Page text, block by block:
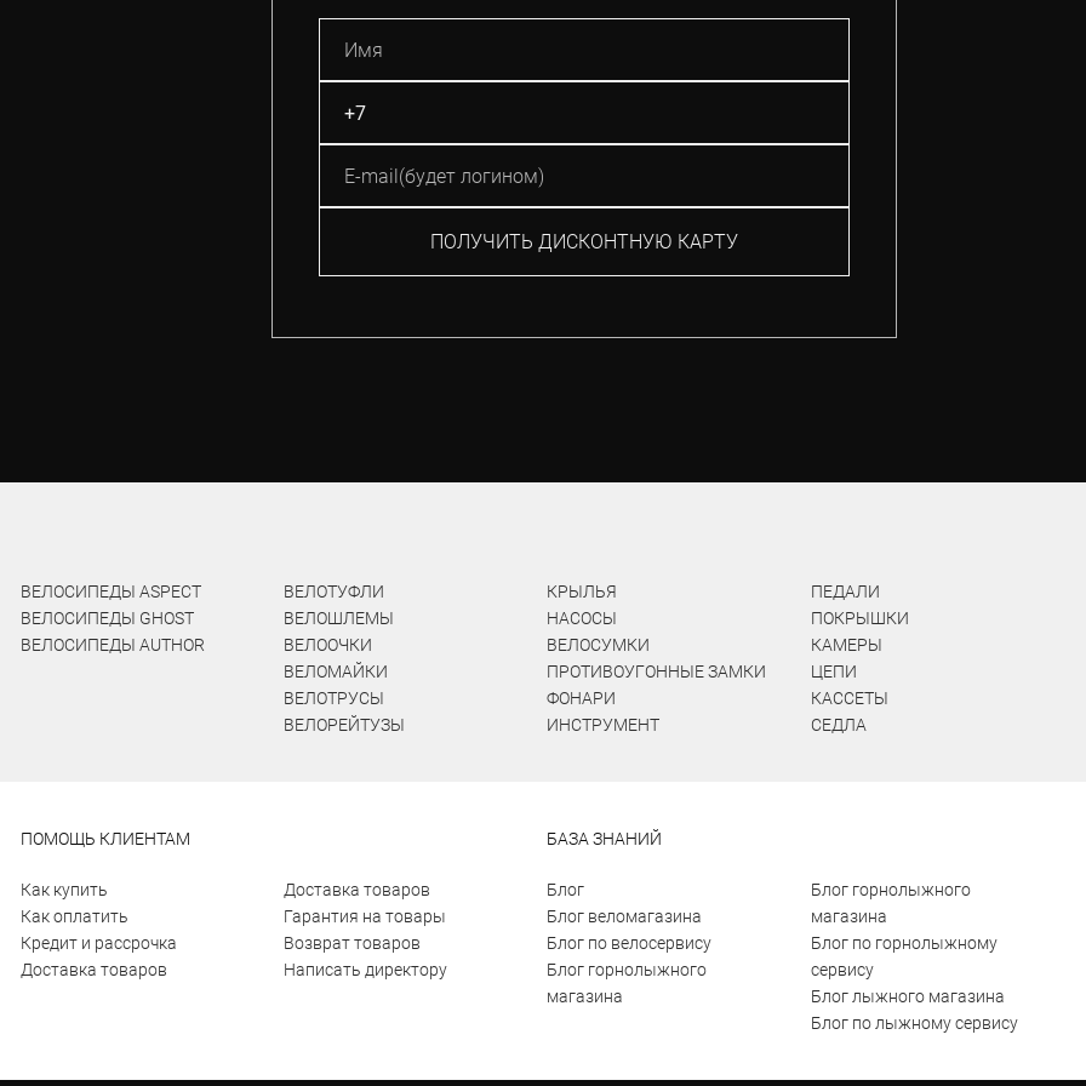
ПОЛУЧИТЬ ДИСКОНТНУЮ КАРТУ
ВЕЛОСИПЕДЫ ASPECT
ВЕЛОСИПЕДЫ GHOST
ВЕЛОСИПЕДЫ AUTHOR
ВЕЛОТУФЛИ
ВЕЛОШЛЕМЫ
ВЕЛООЧКИ
ВЕЛОМАЙКИ
ВЕЛОТРУСЫ
ВЕЛОРЕЙТУЗЫ
КРЫЛЬЯ
НАСОСЫ
ВЕЛОСУМКИ
ПРОТИВОУГОННЫЕ ЗАМКИ
ФОНАРИ
ИНСТРУМЕНТ
ПЕДАЛИ
ПОКРЫШКИ
КАМЕРЫ
ЦЕПИ
КАССЕТЫ
СЕДЛА
ПОМОЩЬ КЛИЕНТАМ
Как купить
Как оплатить
Кредит и рассрочка
Доставка товаров
Доставка товаров
Гарантия на товары
Возврат товаров
Написать директору
БАЗА ЗНАНИЙ
Блог
Блог веломагазина
Блог по велосервису
Блог горнолыжного
магазина
Блог горнолыжного
магазина
Блог по горнолыжному
сервису
Блог лыжного магазина
Блог по лыжному сервису